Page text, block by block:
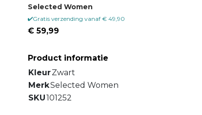
Selected Women
Gratis verzending vanaf € 49,90
€ 59,99
Product informatie
KleurZwart
MerkSelected Women
SKU101252